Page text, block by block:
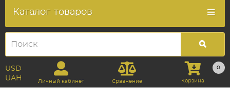
Каталог товаров
USD
UAH
Личный кабинет Сравнение
0
Корзина